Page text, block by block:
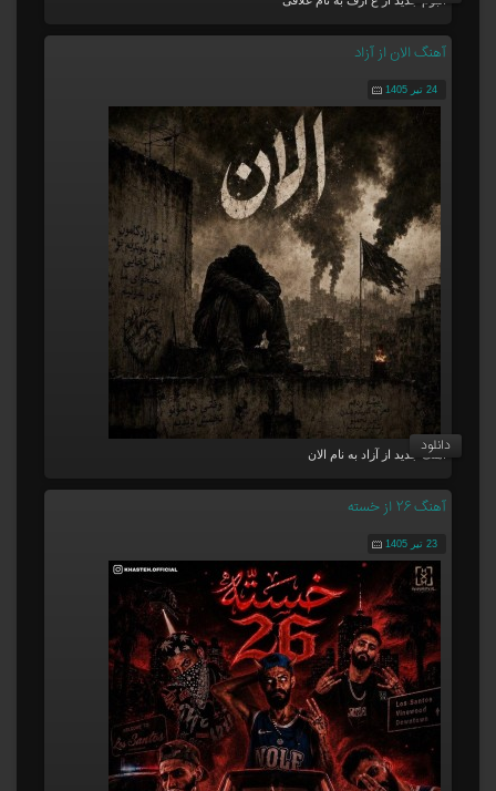
آهنگ الان از آزاد
24 تیر 1405
آهنگ جدید از آزاد به نام الان
دانلود
آهنگ ۲۶ از خسته
23 تیر 1405